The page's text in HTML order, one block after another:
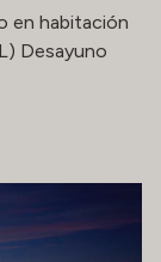
te debes: 9
Esta
el